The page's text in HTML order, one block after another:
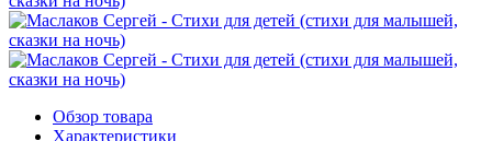
Обзор товара
Характеристики